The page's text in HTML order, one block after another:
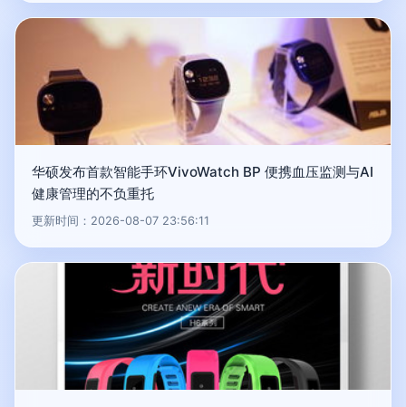
华硕发布首款智能手环VivoWatch BP 便携血压监测与AI
健康管理的不负重托
更新时间：2026-08-07 23:56:11